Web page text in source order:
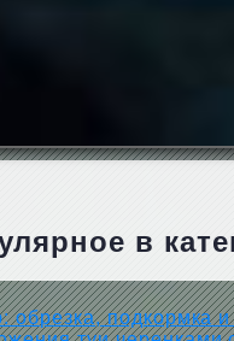
в
обрезка, подкормка